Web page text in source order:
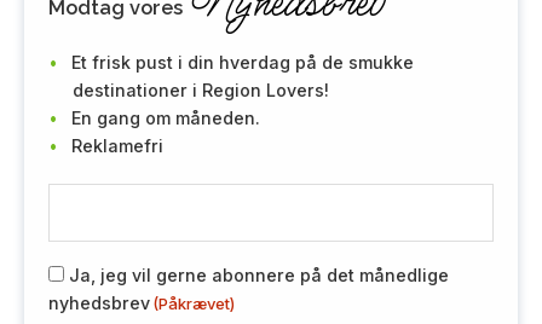
Modtag vores
Et frisk pust i din hverdag på de smukke
destinationer i Region Lovers!
En gang om måneden.
Reklamefri
m
R
G
Ja, jeg vil gerne abonnere på det månedlige
nyhedsbrev(Påkrævet)